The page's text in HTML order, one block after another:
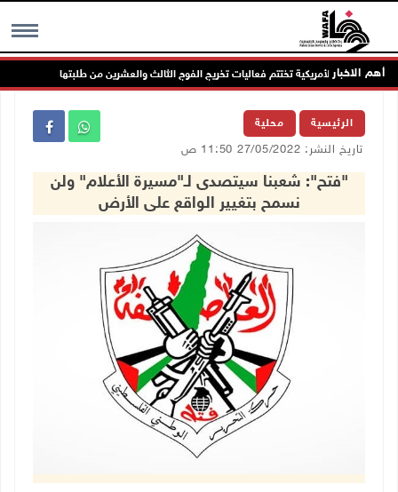
MENU أهم الاخبار
العربية الأمريكية تختتم فعاليات تخريج الفوج الثالث والعشرين من طلبتها
الرئيسية محلية
تاريخ النشر: 27/05/2022 11:50 ص
"فتح": شعبنا سيتصدى لـ"مسيرة الأعلام" ولن
نسمح بتغيير الواقع على الأرض